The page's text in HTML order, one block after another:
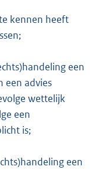
kennen heeft
een
een advies
wettelijk
een
is;
een